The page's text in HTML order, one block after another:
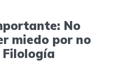
No
miedo por no
Filología